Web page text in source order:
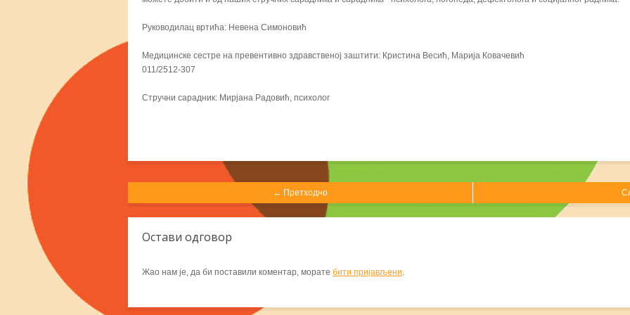
Руководилац вртића: Невена Симоновић
Медицинске сестре на превентивно здравственој заштити: Кристина Весић, Марија Ковачевић
011/2512-307
Стручни сарадник: Мирјана Радовић, психолог
← Претходно
Остави одговор
Жао нам је, да би поставили коментар, морате бити пријављени.